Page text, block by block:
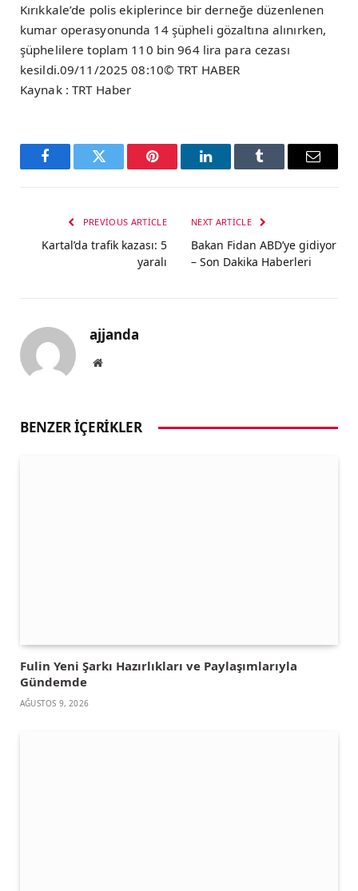
Kırıkkale’de polis ekiplerince bir derneğe düzenlenen
kumar operasyonunda 14 şüpheli gözaltına alınırken,
şüphelilere toplam 110 bin 964 lira para cezası
kesildi.09/11/2025 08:10© TRT HABER
Kaynak : TRT Haber
FacebookTwitter Pinterest LinkedInTumblr Email
PREVIOUS ARTICLE
Kartal’da trafik kazası: 5
yaralı
NEXT ARTICLE
Bakan Fidan ABD’ye gidiyor
– Son Dakika Haberleri
ajjanda
Website
BENZER İÇERIKLER
Fulin Yeni Şarkı Hazırlıkları ve Paylaşımlarıyla
Gündemde
AĞUSTOS 9, 2026